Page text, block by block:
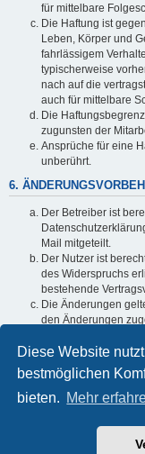
Diese Website
bestmöglichen
bieten. Mehr
für mittelbare
Die Haftung ist
Leben, Körper und
fahrlässigem
typischerweise
nach auf die
auch für mittelbare
Die
zugunsten der
Ansprüche für eine
unberührt.
6.
Der Betreiber ist
Mail mitgeteilt.
Der Nutzer ist
des Widerspruchs
bestehende
Die Änderungen
den Änderungen
Informationen über
sind in der
Powered by